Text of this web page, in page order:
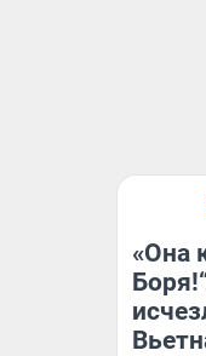
«Она